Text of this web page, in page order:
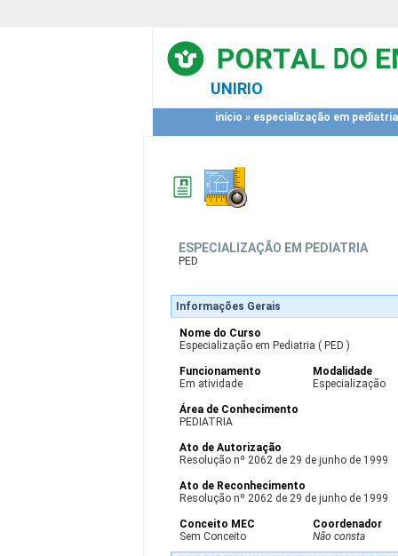
UNIRIO
início » especialização em pediatria
ESPECIALIZAÇÃO EM PEDIATRIA
PED
Informações Gerais
Nome do Curso
Especialização em Pediatria ( PED )
Funcionamento
Em atividade
Modalidade
Especialização
Área de Conhecimento
PEDIATRIA
Ato de Autorização
Resolução nº 2062 de 29 de junho de 1999
Ato de Reconhecimento
Resolução nº 2062 de 29 de junho de 1999
Conceito MEC
Sem Conceito
Coordenador
Não consta